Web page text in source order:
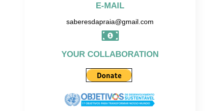
E-MAIL
saberesdapraia@gmail.com
YOUR COLLABORATION